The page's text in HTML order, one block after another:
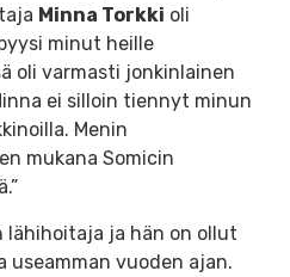
Minna Torkki oli
minut heille
oli varmasti jonkinlainen
ei silloin tiennyt minun
Menin
mukana Somicin
lähihoitaja ja hän on ollut
useamman vuoden ajan.